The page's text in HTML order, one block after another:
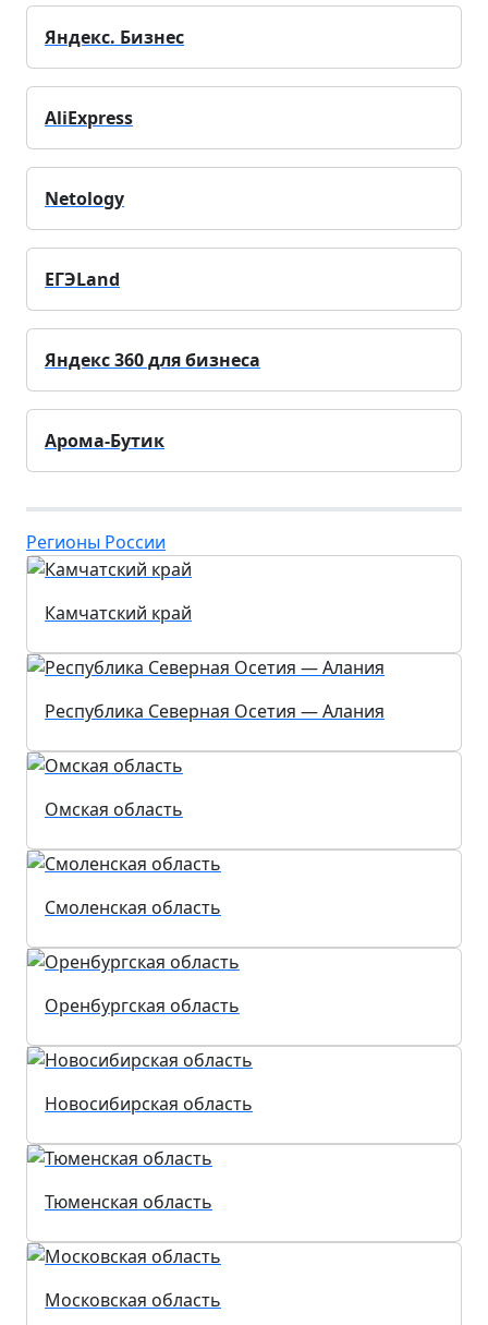
Яндекс. Бизнес
AliExpress
Netology
ЕГЭLand
Яндекс 360 для бизнеса
Арома-Бутик
Регионы России
Камчатский край
Республика Северная Осетия — Алания
Омская область
Смоленская область
Оренбургская область
Новосибирская область
Тюменская область
Московская область